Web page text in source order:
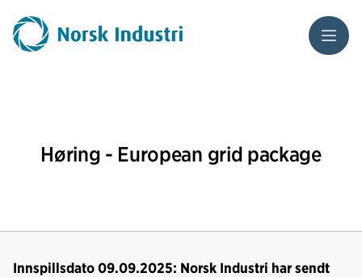
Meny
Høring - European grid package
Innspillsdato 09.09.2025: Norsk Industri har sendt